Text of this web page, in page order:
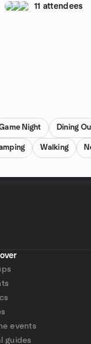
11 attendees
Night Dining
Walking
events
guides